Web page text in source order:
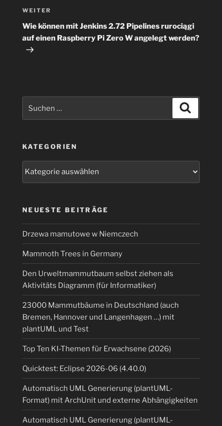
Nächster
Beitrag
WEITER
Wie können mit Jenkins 2.72 Pipelines rurociągi
auf einen Raspberry Pi Zero W angelegt werden?
nach:
KATEGORIEN
NEUESTE BEITRÄGE
Drzewa mamutowe w Niemczech
Mammoth Trees in Germany
Den Urweltmammutbaum selbst ziehen als
Aktivitäts Diagramm (für Informatiker)
23000 Mammutbäume in Deutschland (auch
Bremen, Hannover und Langenhagen …) mit
plantUML und Test
Top Ten KI-Themen für Erwachsene (2026)
Quicktest: Eclipse 2026-06 (4.40.0)
Automatisch UML Generierung (plantUML-
Format) mit ArchUnit und externe Abhängigkeiten
Automatisch UML Generierung (plantUML-